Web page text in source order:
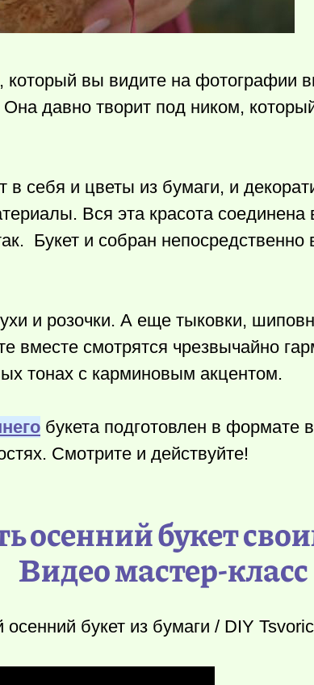
, который вы видите на фотографии
давно творит под ником,
в себя и цветы из бумаги, и
Вся эта красота
Букет и собран непосредственно
и розочки. А еще тыковки,
вместе смотрятся чрезвычайно
тонах с карминовым акцентом.
букета подготовлен в формате
Смотрите и действуйте!
осенний букет
Видео мастер-класс
букет из бумаги / DIY